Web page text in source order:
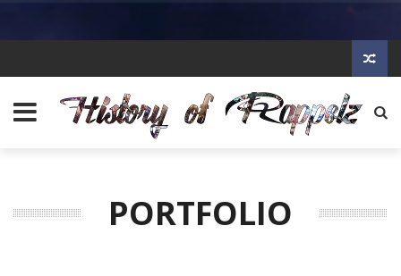
PORTFOLIO